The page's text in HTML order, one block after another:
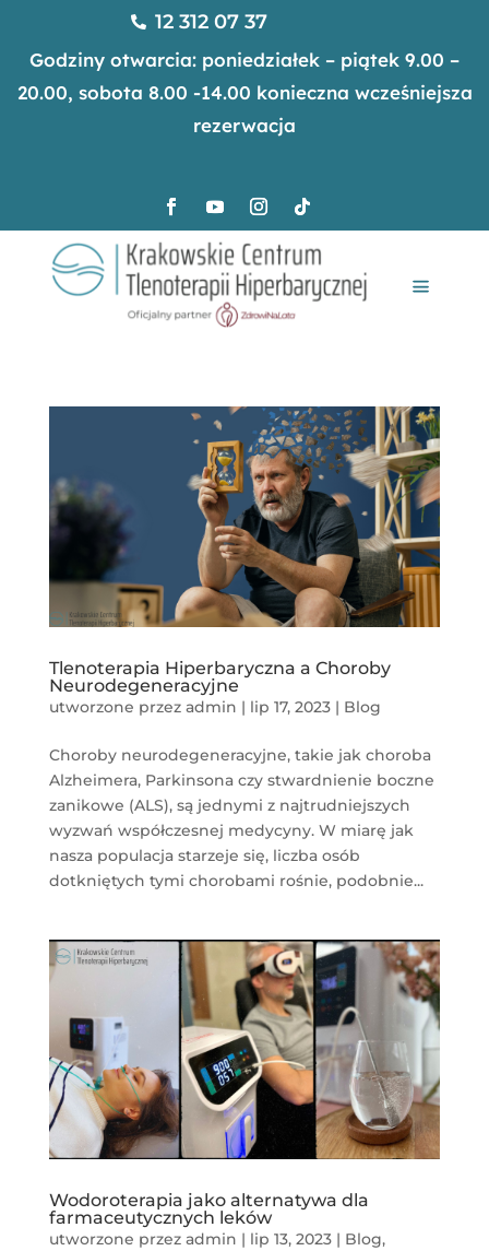
 12 312 07 37
Godziny otwarcia: poniedziałek – piątek 9.00 –
20.00, sobota 8.00 -14.00 konieczna wcześniejsza
rezerwacja
Tlenoterapia Hiperbaryczna a Choroby
Neurodegeneracyjne
utworzone przez admin | lip 17, 2023| Blog
Choroby neurodegeneracyjne, takie jak choroba
Alzheimera, Parkinsona czy stwardnienie boczne
zanikowe (ALS), są jednymi z najtrudniejszych
wyzwań współczesnej medycyny. W miarę jak
nasza populacja starzeje się, liczba osób
dotkniętych tymi chorobami rośnie, podobnie...
Wodoroterapia jako alternatywa dla
farmaceutycznych leków
utworzone przez admin | lip 13, 2023| Blog,